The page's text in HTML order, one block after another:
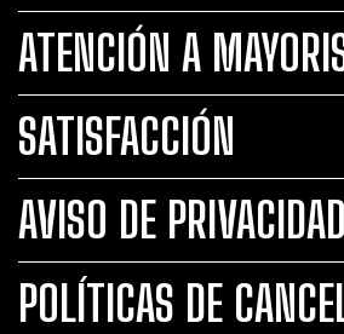
ATENCIÓN A
SATISFACCIÓN
AVISO DE PRIVACIDAD
POLÍTICAS DE